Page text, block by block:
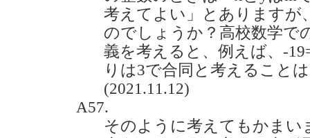
考えてよい」とありますが
のでしょうか？高校数学で
義を考えると、例えば、-
りは3で合同と考えること
(2021.11.12)
A57.
そのように考えてもかまい